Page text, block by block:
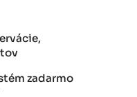
zadarmo